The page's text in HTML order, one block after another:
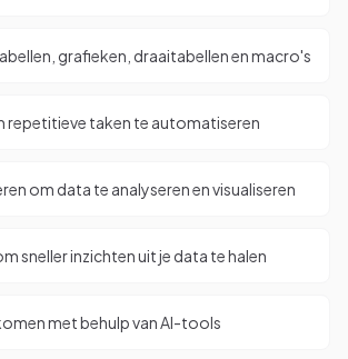
grafieken, draaitabellen en macro's
repetitieve taken te automatiseren
om data te analyseren en visualiseren
sneller inzichten uit je data te halen
met behulp van AI-tools